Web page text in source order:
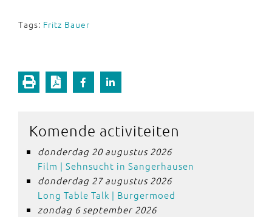
Tags: Fritz Bauer
Komende activiteiten
donderdag 20 augustus 2026
Film | Sehnsucht in Sangerhausen
donderdag 27 augustus 2026
Long Table Talk | Burgermoed
zondag 6 september 2026